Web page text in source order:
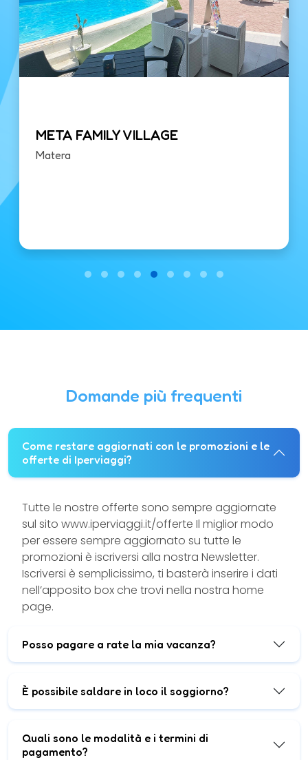
META FAMILY VILLAGE
Matera
Domande più frequenti
Come restare aggiornati con le promozioni e le
offerte di Iperviaggi?
Tutte le nostre offerte sono sempre aggiornate
sul sito www.iperviaggi.it/offerte Il miglior modo
per essere sempre aggiornato su tutte le
promozioni è iscriversi alla nostra Newsletter.
Iscriversi è semplicissimo, ti basterà inserire i dati
nell’apposito box che trovi nella nostra home
page.
Posso pagare a rate la mia vacanza?
È possibile saldare in loco il soggiorno?
Quali sono le modalità e i termini di
pagamento?